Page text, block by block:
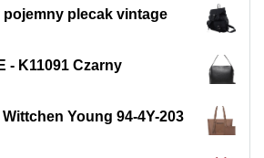
plecak vintage
- K11091 Czarny
Young 94-4Y-203